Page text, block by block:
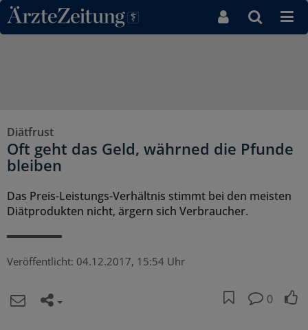
Direkt zum Inhaltsbereich
Diätfrust
Oft geht das Geld, währned die Pfunde
bleiben
Das Preis-Leistungs-Verhältnis stimmt bei den meisten
Diätprodukten nicht, ärgern sich Verbraucher.
Veröffentlicht: 04.12.2017, 15:54 Uhr
0